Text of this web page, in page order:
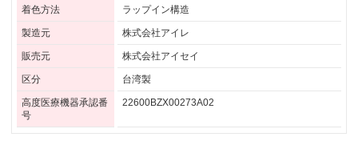
着色方法 ラップイン構造
製造元 株式会社アイレ
販売元 株式会社アイセイ
区分 台湾製
高度医療機器承認番
号
22600BZX00273A02